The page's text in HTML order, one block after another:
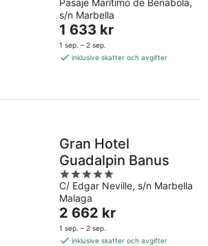
out
of
5
Pasaje Marítimo de Benabola,
s/n Marbella
Priset
är
1 633 kr
1 633 kr
1 sep. – 2 sep.
inklusive skatter och avgifter
Gran Hotel
Guadalpin Banus
5
out
of
5
C/ Edgar Neville, s/n Marbella
Malaga
Priset
är
2 662 kr
2 662 kr
1 sep. – 2 sep.
inklusive skatter och avgifter